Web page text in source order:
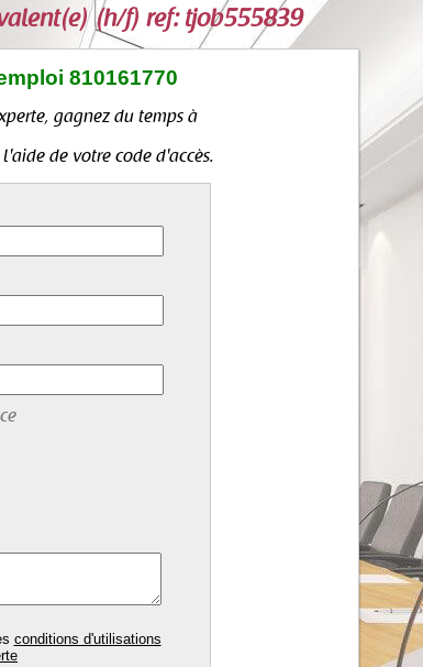
(h/f) ref: tjob555839
810161770
gagnez du temps à
de votre code d'accès.
conditions d'utilisations